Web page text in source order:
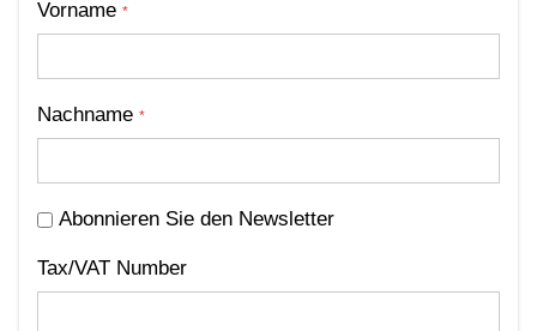
Vorname
Nachname
Abonnieren Sie den Newsletter
Tax/VAT Number